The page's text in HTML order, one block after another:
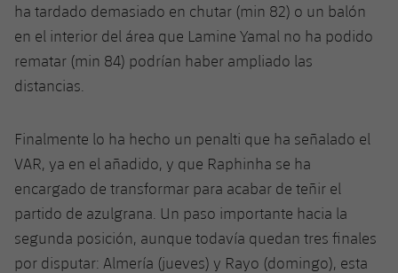
ha tardado demasiado en chutar (min 82) o un balón
en el interior del área que Lamine Yamal no ha podido
rematar (min 84) podrían haber ampliado las
distancias.
Finalmente lo ha hecho un penalti que ha señalado el
VAR, ya en el añadido, y que Raphinha se ha
encargado de transformar para acabar de teñir el
partido de azulgrana. Un paso importante hacia la
segunda posición, aunque todavía quedan tres finales
por disputar: Almería (jueves) y Rayo (domingo), esta